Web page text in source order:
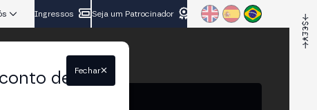
Ingressos Seja um Patrocinador
de
Fechar